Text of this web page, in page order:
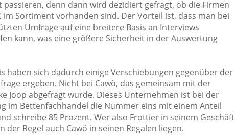
passieren, denn dann wird dezidiert gefragt, ob die Firmen
im Sortiment vorhanden sind. Der Vorteil ist, dass man bei
Umfrage auf eine breitere Basis an Interviews
kann, was eine größere Sicherheit in der Auswertung
haben sich dadurch einige Verschiebungen gegenüber der
ergeben. Nicht bei Cawö, das gemeinsam mit der
Joop abgefragt wurde. Dieses Unternehmen ist bei der
im Bettenfachhandel die Nummer eins mit einem Anteil
schreibe 85 Prozent. Wer also Frottier in seinem Geschäft
der Regel auch Cawö in seinen Regalen liegen.